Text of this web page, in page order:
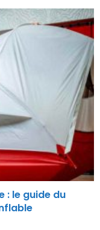
: le guide du